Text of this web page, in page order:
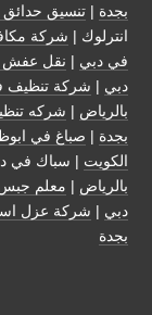
بجدة | تنسيق حدائق
انترلوك | شركة
في دبي | نقل عفش
دبي | شركة تنظيف
بالرياض | شركه
بجدة | صباغ في
الكويت | سباك في
بالرياض | معلم جبس
دبي | شركة عزل
بجدة